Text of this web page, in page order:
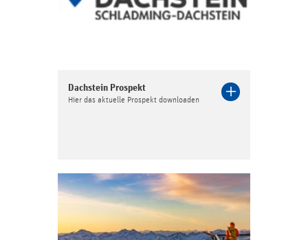
Dachstein Prospekt
Hier das aktuelle Prospekt downloaden